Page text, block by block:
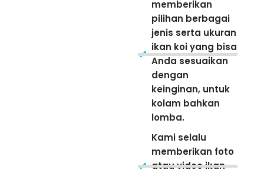
memberikan
pilihan berbagai
jenis serta ukuran
ikan koi yang bisa
Anda sesuaikan
dengan
keinginan, untuk
kolam bahkan
lomba.
Kami selalu
memberikan foto
atau video ikan